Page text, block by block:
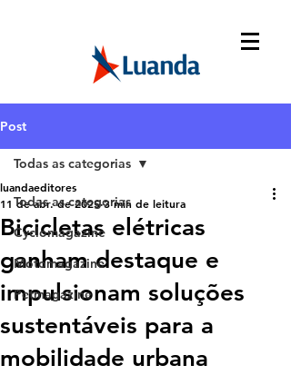
Post
Todas as categorias
Cyclomagazine
Motomagazine
Petmagazine
Todas as categorias
Bicicletas elétricas
ganham destaque e
impulsionam soluções
sustentáveis para a
mobilidade urbana
luandaeditores
11 de abr. de 2025 3 min de leitura